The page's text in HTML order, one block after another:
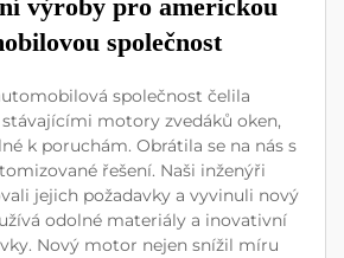
výroby pro americkou
společnost
společnost čelila
motory zvedáků oken,
k poruchám. Obrátila se na nás s
řešení. Naši inženýři
jejich požadavky a vyvinuli nový
odolné materiály a inovativní
Nový motor nejen snížil míru